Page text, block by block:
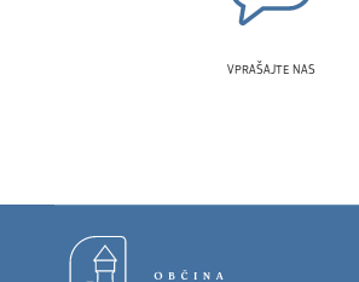
VPRAŠAJTE NAS
Noga strani